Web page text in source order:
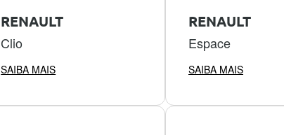
RENAULT
Clio
SAIBA MAIS
RENAULT
Espace
SAIBA MAIS